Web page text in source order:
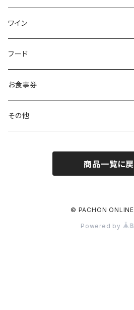
ワイン
フード
お食事券
その他
商品一覧に
© PACHON
Powered by